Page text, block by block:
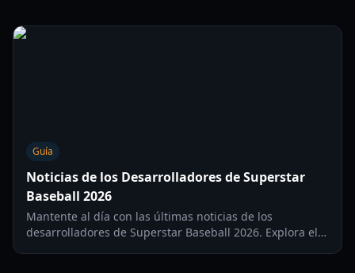
Guía
Noticias de los Desarrolladores de Superstar
Baseball 2026
Mantente al día con las últimas noticias de los
desarrolladores de Superstar Baseball 2026. Explora el